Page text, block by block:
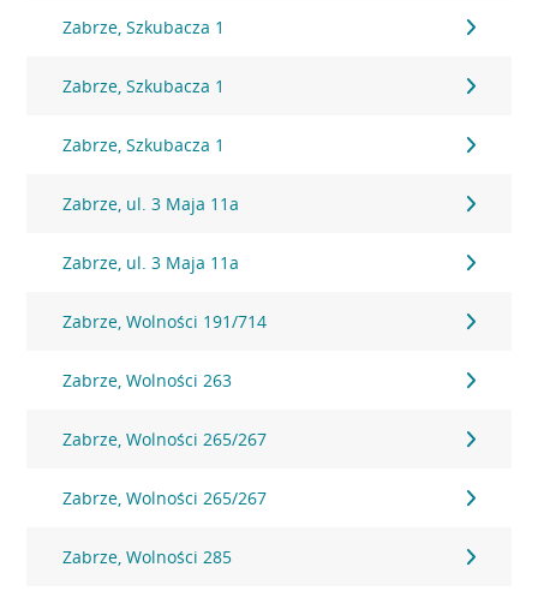
Zabrze, Szkubacza 1
Zabrze, Szkubacza 1
Zabrze, Szkubacza 1
Zabrze, ul. 3 Maja 11a
Zabrze, ul. 3 Maja 11a
Zabrze, Wolności 191/714
Zabrze, Wolności 263
Zabrze, Wolności 265/267
Zabrze, Wolności 265/267
Zabrze, Wolności 285